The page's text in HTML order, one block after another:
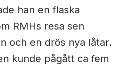
han en flaska
RMHs resa sen
och en drös nya låtar.
kunde pågått ca fem